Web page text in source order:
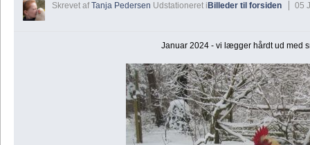
Skrevet afTanja Pedersen Udstationeret i Billeder til forsiden 05
Januar 2024 - vi lægger hårdt ud med